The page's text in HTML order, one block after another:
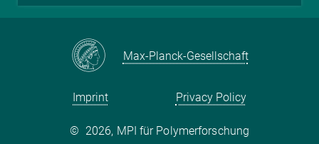
Max-Planck-Gesellschaft
Imprint Privacy Policy
© 2026, MPI für Polymerforschung